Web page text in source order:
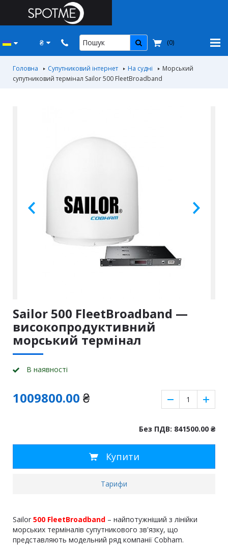
₴ (0)
Головна Супутниковий інтернет На судні
Морський
супутниковий термінал Sailor 500 FleetBroadband
Sailor 500 FleetBroadband —
високопродуктивний
морський термінал
В наявності
1009800.00 ₴
Без ПДВ: 841500.00 ₴
Купити
Тарифи
Sailor 500 FleetBroadband – найпотужніший з лінійки
морських терміналів супутникового зв'язку, що
представляють модельний ряд компанії Cobham.